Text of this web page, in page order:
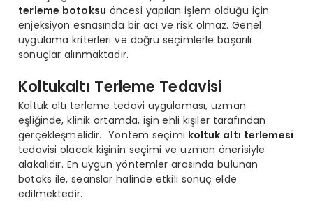
terleme botoksu öncesi yapılan işlem olduğu için
enjeksiyon esnasında bir acı ve risk olmaz. Genel
uygulama kriterleri ve doğru seçimlerle başarılı
sonuçlar alınmaktadır.
Koltukaltı Terleme Tedavisi
Koltuk altı terleme tedavi uygulaması, uzman
eşliğinde, klinik ortamda, işin ehli kişiler tarafından
gerçekleşmelidir. Yöntem seçimi koltuk altı terlemesi
tedavisi olacak kişinin seçimi ve uzman önerisiyle
alakalıdır. En uygun yöntemler arasında bulunan
botoks ile, seanslar halinde etkili sonuç elde
edilmektedir.